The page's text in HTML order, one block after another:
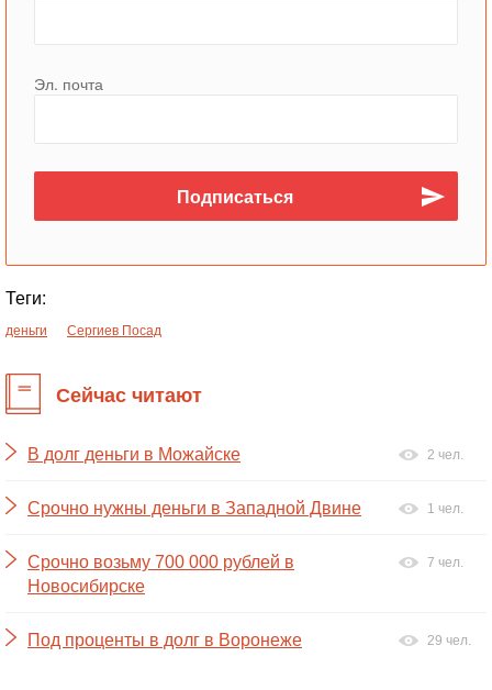
Эл. почта
Теги:
деньги Сергиев Посад
Сейчас читают
В долг деньги в Можайске 2 чел.
Срочно нужны деньги в Западной Двине 1 чел.
Срочно возьму 700 000 рублей в
Новосибирске
7 чел.
Под проценты в долг в Воронеже 29 чел.